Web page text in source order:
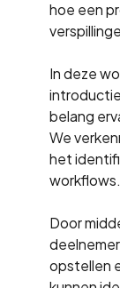
hoe een
In deze
belang
We
het
workflows.
Door
opstellen